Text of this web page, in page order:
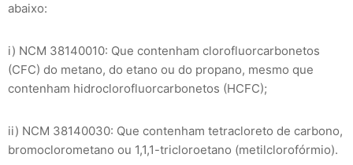
abaixo:
i) NCM 38140010: Que contenham clorofluorcarbonetos
(CFC) do metano, do etano ou do propano, mesmo que
contenham hidroclorofluorcarbonetos (HCFC);
ii) NCM 38140030: Que contenham tetracloreto de carbono,
bromoclorometano ou 1,1,1-tricloroetano (metilclorofórmio).